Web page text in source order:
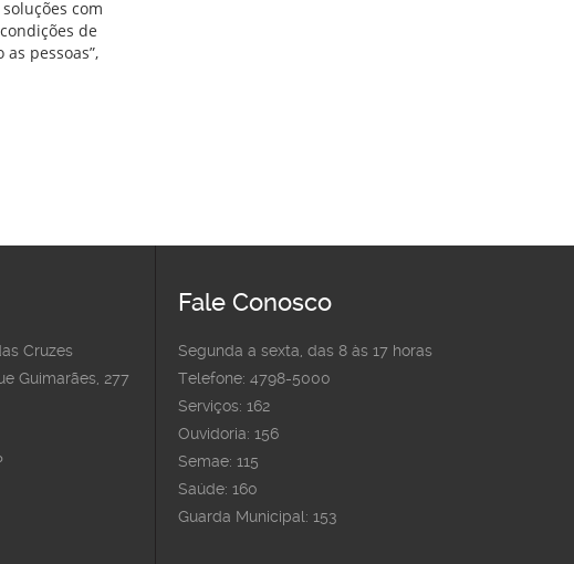
com
de
pessoas”,
Cruzes
Guimarães, 277
Fale Conosco
Segunda a sexta, das 8 às 17 horas
Telefone: 4798-5000
Serviços: 162
Ouvidoria: 156
Semae: 115
Saúde: 160
Guarda Municipal: 153